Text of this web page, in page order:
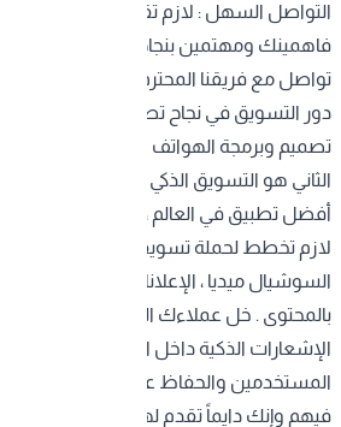
التواصل السهل : لازم تقدر تتواصل
فاهمينك ومهتمين بنجاح مشروعك .
تواصل مع فريقنا المحترف الآن
دور التسويق في نجاح تطبيقك
تصميم وبرمجة الهواتف الذكية
الثاني هو التسويق الذكي . ممكن يكون عندك
أفضل تطبيق في العالم ، لكن إذا ما أحد
لازم تخطط لحملة تسويقية قوية قبل وبعد
السوشيال ميديا ، الإعلانات المدفوعة ،
بالمحتوى . خل عملاءك الحاليين يجربون
الإشعارات الذكية داخل التطبيق كمان
المستخدمين والحفاظ عليهم . خلهم
فيهم وإنك دايماً تقدم لهم شي جديد ومفيد .